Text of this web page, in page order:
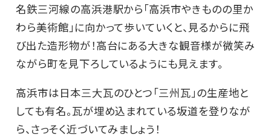
名鉄三河線の高浜港駅から「高浜市やきものの里か
わら美術館」に向かって歩いていくと、見るからに飛
び出た造形物が！高台にある大きな観音様が微笑み
ながら町を見下ろしているようにも見えます。
高浜市は日本三大瓦のひとつ「三州瓦」の生産地と
しても有名。瓦が埋め込まれている坂道を登りなが
ら、さっそく近づいてみましょう！